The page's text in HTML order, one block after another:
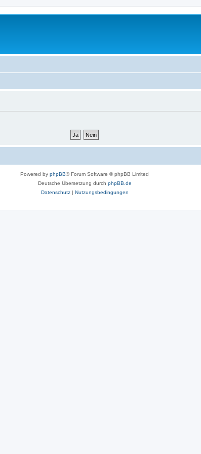
Powered by phpBB® Forum Software © phpBB Limited
Deutsche Übersetzung durch phpBB.de
Datenschutz| Nutzungsbedingungen